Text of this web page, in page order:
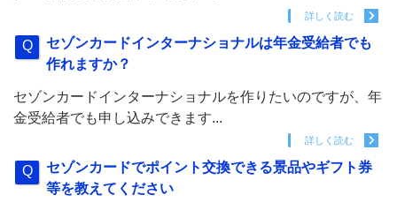
詳しく読む
セゾンカードインターナショナルは年金受給者でも
作れますか？
セゾンカードインターナショナルを作りたいのですが、年
金受給者でも申し込みできます...
詳しく読む
セゾンカードでポイント交換できる景品やギフト券
等を教えてください